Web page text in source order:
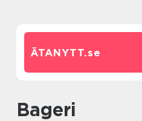
ÄTANYTT.se
Bageri